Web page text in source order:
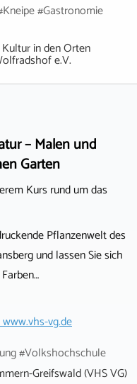
#Gastronomie
in den Orten
e.V.
– Malen und
Garten
Kurs rund um das
Pflanzenwelt des
und lassen Sie sich
www.vhs-vg.de
#Volkshochschule
Greifswald (VHS VG)